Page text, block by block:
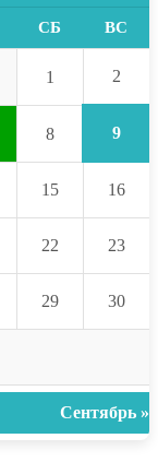
СБ ВС
1 2
8 9
15 16
22 23
29 30
Сентябрь »